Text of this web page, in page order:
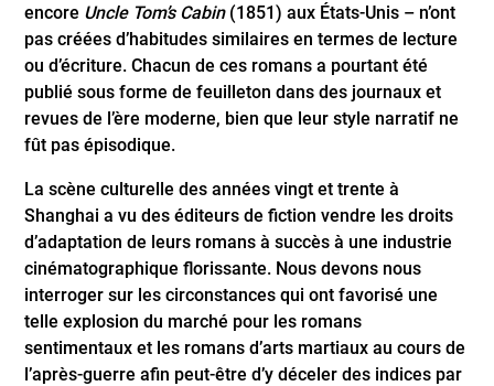
encore Uncle Tom’s Cabin(1851) aux États-Unis – n’ont
pas créées d’habitudes similaires en termes de lecture
ou d’écriture. Chacun de ces romans a pourtant été
publié sous forme de feuilleton dans des journaux et
revues de l’ère moderne, bien que leur style narratif ne
fût pas épisodique.
La scène culturelle des années vingt et trente à
Shanghai a vu des éditeurs de fiction vendre les droits
d’adaptation de leurs romans à succès à une industrie
cinématographique florissante. Nous devons nous
interroger sur les circonstances qui ont favorisé une
telle explosion du marché pour les romans
sentimentaux et les romans d’arts martiaux au cours de
l’après-guerre afin peut-être d’y déceler des indices par